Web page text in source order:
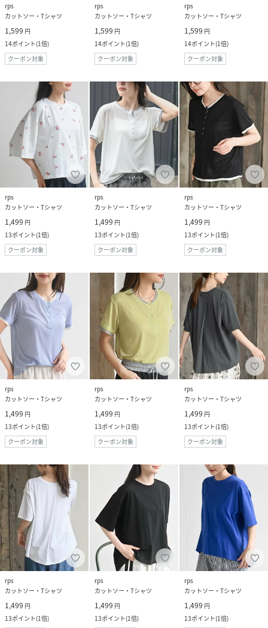
rps
カットソー・Tシャツ
1,599 円
14ポイント(1倍)
クーポン対象
rps
カットソー・Tシャツ
1,599 円
14ポイント(1倍)
クーポン対象
rps
カットソー・Tシャツ
1,599 円
14ポイント(1倍)
クーポン対象
rps
カットソー・Tシャツ
1,499 円
13ポイント(1倍)
クーポン対象
rps
カットソー・Tシャツ
1,499 円
13ポイント(1倍)
クーポン対象
rps
カットソー・Tシャツ
1,499 円
13ポイント(1倍)
クーポン対象
rps
カットソー・Tシャツ
1,499 円
13ポイント(1倍)
クーポン対象
rps
カットソー・Tシャツ
1,499 円
13ポイント(1倍)
クーポン対象
rps
カットソー・Tシャツ
1,499 円
13ポイント(1倍)
クーポン対象
rps
カットソー・Tシャツ
1,499 円
13ポイント(1倍)
rps
カットソー・Tシャツ
1,499 円
13ポイント(1倍)
rps
カットソー・Tシャツ
1,499 円
13ポイント(1倍)